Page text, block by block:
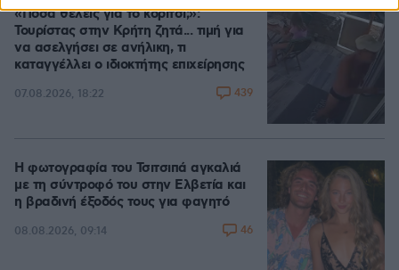
«Πόσα θέλεις για το κορίτσι;»:
Τουρίστας στην Κρήτη ζητά... τιμή για
να ασελγήσει σε ανήλικη, τι
καταγγέλλει ο ιδιοκτήτης επιχείρησης
07.08.2026, 18:22 439
Η φωτογραφία του Τσιτσιπά αγκαλιά
με τη σύντροφό του στην Ελβετία και
η βραδινή έξοδός τους για φαγητό
08.08.2026, 09:14 46